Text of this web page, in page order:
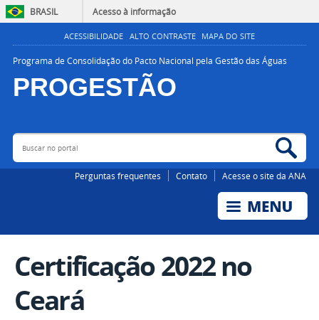
BRASIL Acesso à informação
ACESSIBILIDADE ALTO CONTRASTE MAPA DO SITE
Programa de Consolidação do Pacto Nacional pela Gestão das Águas
PROGESTÃO
AGÊNCIA NACIONAL DE ÁGUAS E SANEAMENTO BÁSICO
Buscar no portal
Perguntas frequentes Contato Acesse o site da ANA
Certificação 2022 no
Ceará